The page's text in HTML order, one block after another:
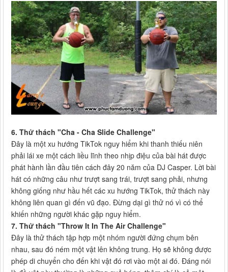
6. Thử thách "Cha - Cha Slide Challenge"
Đây là một xu hướng TikTok nguy hiểm khi thanh thiếu niên
phải lái xe một cách liều lĩnh theo nhịp điệu của bài hát được
phát hành lần đầu tiên cách đây 20 năm của DJ Casper. Lời bài
hát có những câu như trượt sang trái, trượt sang phải, nhưng
không giống như hầu hết các xu hướng TikTok, thử thách này
không liên quan gì đến vũ đạo. Đừng dại gì thử nó vì có thể
khiến những người khác gặp nguy hiểm.
7. Thử thách "Throw It In The Air Challenge"
Đây là thử thách tập hợp một nhóm người đứng chụm bên
nhau, sau đó ném một vật lên không trung. Họ sẽ không được
phép di chuyển cho đến khi vật đó rơi vào một ai đó. Đáng nói